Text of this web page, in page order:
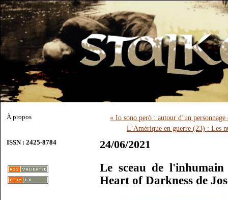
À propos
ISSN : 2425-8784
« Io sono però : autour d’un
L’Amérique en guerre (23) : Les
24/06/2021
Le sceau de
Heart of Darkness de